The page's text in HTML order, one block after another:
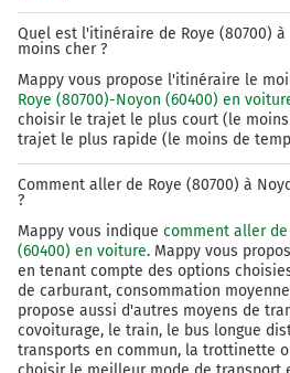
Quel est l'itinéraire de Roye (80700) à
moins cher ?
Mappy vous propose l'itinéraire le
Roye (80700)-Noyon (60400) en
choisir le trajet le plus court (le
trajet le plus rapide (le moins de
Comment aller de Roye (80700) à
?
Mappy vous indique comment aller de
(60400) en voiture. Mappy vous
en tenant compte des options
de carburant, consommation
propose aussi d'autres moyens de
covoiturage, le train, le bus longue
transports en commun, la trottinette